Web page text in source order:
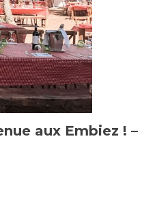
aux Embiez ! –